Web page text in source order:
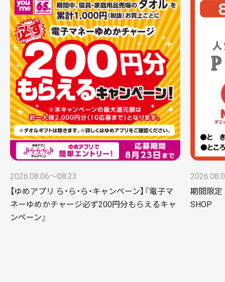
2026.08.06〜08.23
【ゆめアプリ ら・ら・ら・キャンペーン】『電子マ
ネーゆめかチャージ必ず200円分もらえるキャ
ンペーン』
期間限定
SHOP